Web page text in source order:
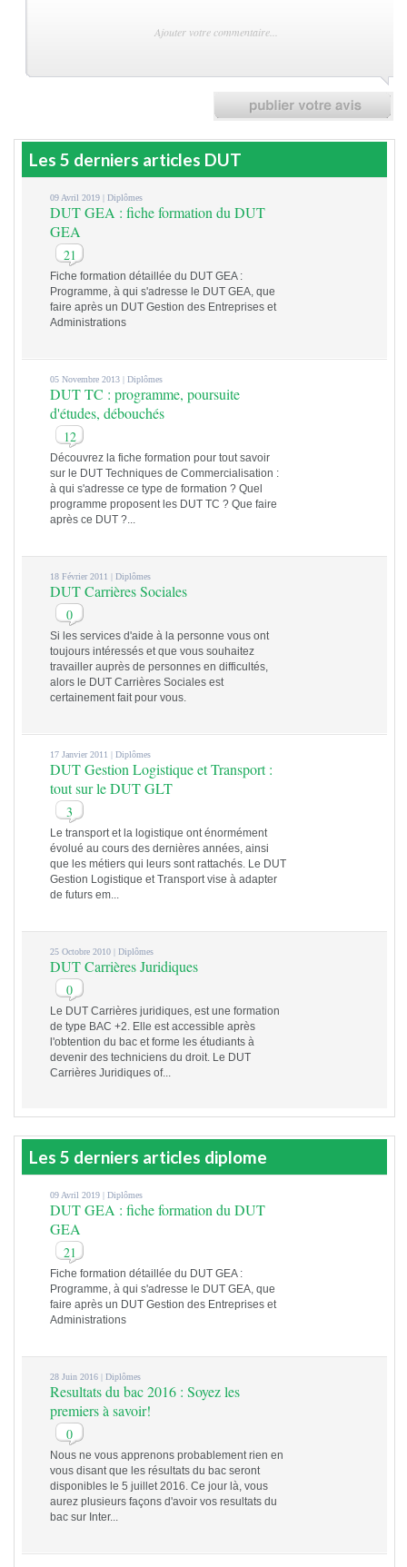
Les 5 derniers articles DUT
09 Avril 2019 |Diplômes
DUT GEA : fiche formation du DUT
GEA
21
Fiche formation détaillée du DUT GEA :
Programme, à qui s'adresse le DUT GEA, que
faire après un DUT Gestion des Entreprises et
Administrations
05 Novembre 2013 |Diplômes
DUT TC : programme, poursuite
d'études, débouchés
12
Découvrez la fiche formation pour tout savoir
sur le DUT Techniques de Commercialisation :
à qui s'adresse ce type de formation ? Quel
programme proposent les DUT TC ? Que faire
après ce DUT ?...
18 Février 2011 |Diplômes
DUT Carrières Sociales
0
Si les services d'aide à la personne vous ont
toujours intéressés et que vous souhaitez
travailler auprès de personnes en difficultés,
alors le DUT Carrières Sociales est
certainement fait pour vous.
17 Janvier 2011 |Diplômes
DUT Gestion Logistique et Transport :
tout sur le DUT GLT
3
Le transport et la logistique ont énormément
évolué au cours des dernières années, ainsi
que les métiers qui leurs sont rattachés. Le DUT
Gestion Logistique et Transport vise à adapter
de futurs em...
25 Octobre 2010 |Diplômes
DUT Carrières Juridiques
0
Le DUT Carrières juridiques, est une formation
de type BAC +2. Elle est accessible après
l'obtention du bac et forme les étudiants à
devenir des techniciens du droit. Le DUT
Carrières Juridiques of...
Les 5 derniers articles diplome
09 Avril 2019 |Diplômes
DUT GEA : fiche formation du DUT
GEA
21
Fiche formation détaillée du DUT GEA :
Programme, à qui s'adresse le DUT GEA, que
faire après un DUT Gestion des Entreprises et
Administrations
28 Juin 2016 |Diplômes
Resultats du bac 2016 : Soyez les
premiers à savoir!
0
Nous ne vous apprenons probablement rien en
vous disant que les résultats du bac seront
disponibles le 5 juillet 2016. Ce jour là, vous
aurez plusieurs façons d'avoir vos resultats du
bac sur Inter...